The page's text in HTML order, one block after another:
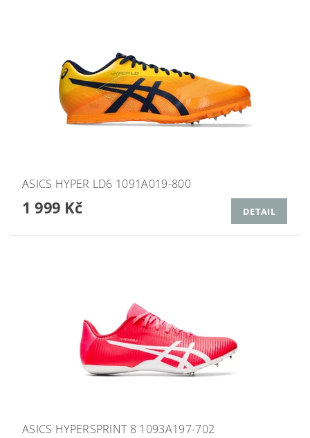
ASICS HYPER LD6 1091A019-800
1 999 Kč DETAIL
ASICS HYPERSPRINT 8 1093A197-702